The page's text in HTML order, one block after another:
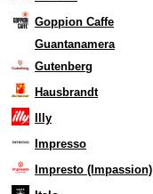
Goppion Caffe
Guantanamera
Gutenberg
Hausbrandt
Illy
Impresso
Impresto (Impassion)